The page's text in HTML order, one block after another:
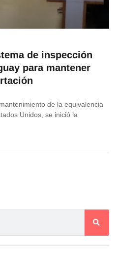
de inspección
para mantener
de la equivalencia
Unidos, se inició la